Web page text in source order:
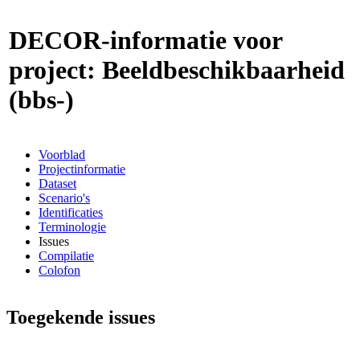
DECOR-informatie voor
project: Beeldbeschikbaarheid
(bbs-)
Voorblad
Projectinformatie
Dataset
Scenario's
Identificaties
Terminologie
Issues
Compilatie
Colofon
Toegekende issues